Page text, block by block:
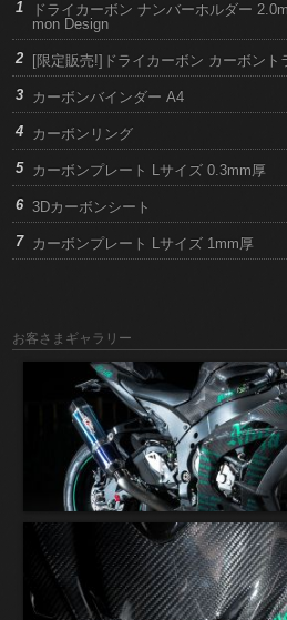
ドライカーボン ナンバーホルダー
mon Design
[限定販売!]ドライカーボン カーボント
カーボンバインダー A4
カーボンリング
カーボンプレート Lサイズ 0.3mm厚
3Dカーボンシート
カーボンプレート Lサイズ 1mm厚
お客さまギャラリー